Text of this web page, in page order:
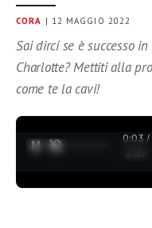
CORA | 12 MAGGIO 2022
Sai dirci se è successo
Charlotte? Mettiti alla
come te la cavi!
0:04 /
3:37